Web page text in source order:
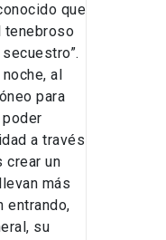
que
tenebroso
al
para
poder
a través
crear un
más
entrando,
su